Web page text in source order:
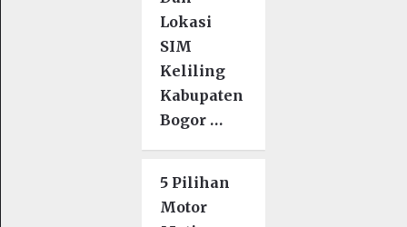
Lokasi
SIM
Keliling
Kabupaten
Bogor …
5 Pilihan
Motor